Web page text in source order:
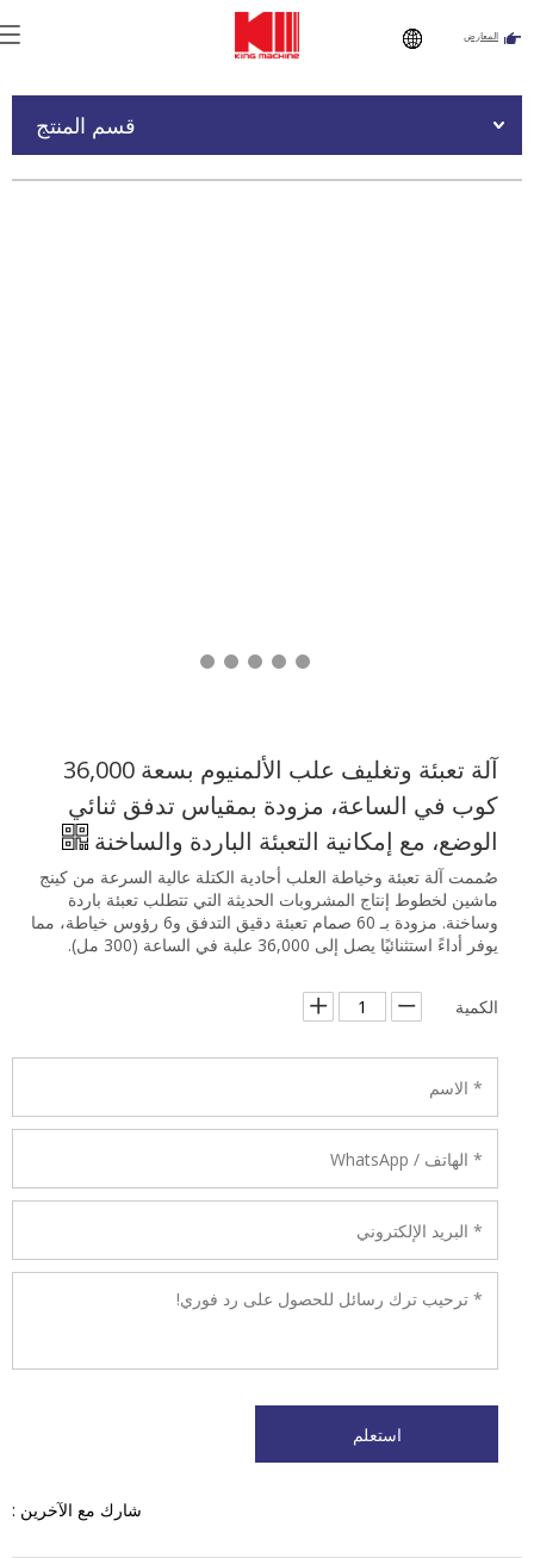
المعارض
الساعة، مزودة بمقياس تدفق ثنائي الوضع، مع إمكانية التعبئة الباردة
والساخنة
قسم المنتج
آلة تعبئة وتغليف علب الألمنيوم بسعة 36,000
كوب في الساعة، مزودة بمقياس تدفق ثنائي
الوضع، مع إمكانية التعبئة الباردة والساخنة
صُممت آلة تعبئة وخياطة العلب أحادية الكتلة عالية السرعة من كينج
ماشين لخطوط إنتاج المشروبات الحديثة التي تتطلب تعبئة باردة
وساخنة. مزودة بـ 60 صمام تعبئة دقيق التدفق و6 رؤوس خياطة، مما
يوفر أداءً استثنائيًا يصل إلى 36,000 علبة في الساعة (300 مل).
الكمية
شارك مع الآخرين :